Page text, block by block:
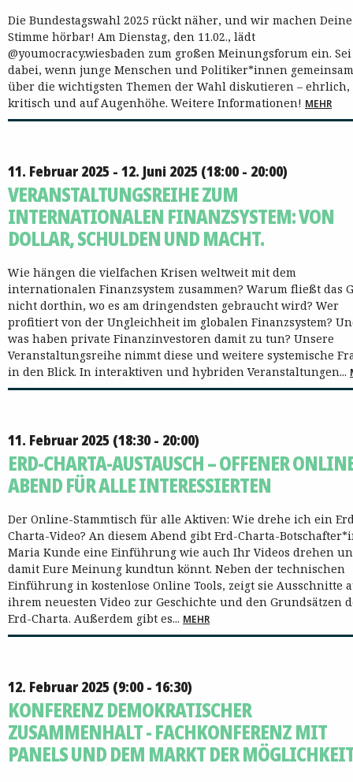
Die Bundestagswahl 2025 rückt näher, und wir machen Deine
Stimme hörbar! Am Dienstag, den 11.02., lädt
@youmocracy.wiesbaden zum großen Meinungsforum ein. Sei
dabei, wenn junge Menschen und Politiker*innen gemeinsam
über die wichtigsten Themen der Wahl diskutieren – ehrlich,
kritisch und auf Augenhöhe. Weitere Informationen! MEHR
11. Februar 2025 - 12. Juni 2025 (18:00 - 20:00)
VERANSTALTUNGSREIHE ZUM
INTERNATIONALEN FINANZSYSTEM: VON
DOLLAR, SCHULDEN UND MACHT.
Wie hängen die vielfachen Krisen weltweit mit dem
internationalen Finanzsystem zusammen? Warum fließt das
nicht dorthin, wo es am dringendsten gebraucht wird? Wer
profitiert von der Ungleichheit im globalen Finanzsystem?
was haben private Finanzinvestoren damit zu tun? Unsere
Veranstaltungsreihe nimmt diese und weitere systemische
in den Blick. In interaktiven und hybriden Veranstaltungen...
11. Februar 2025 (18:30 - 20:00)
ERD-CHARTA-AUSTAUSCH – OFFENER
ABEND FÜR ALLE INTERESSIERTEN
Der Online-Stammtisch für alle Aktiven: Wie drehe ich ein
Charta-Video? An diesem Abend gibt Erd-Charta-
Maria Kunde eine Einführung wie auch Ihr Videos drehen
damit Eure Meinung kundtun könnt. Neben der technischen
Einführung in kostenlose Online Tools, zeigt sie Ausschnitte
ihrem neuesten Video zur Geschichte und den Grundsätzen
Erd-Charta. Außerdem gibt es... MEHR
12. Februar 2025 (9:00 - 16:30)
KONFERENZ DEMOKRATISCHER
ZUSAMMENHALT - FACHKONFERENZ MIT
PANELS UND DEM MARKT DER